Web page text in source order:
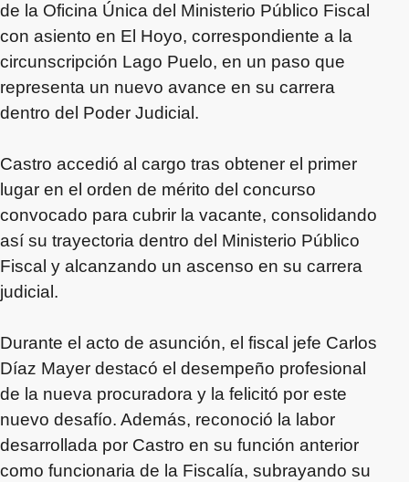
de la Oficina Única del Ministerio Público Fiscal
con asiento en El Hoyo, correspondiente a la
circunscripción Lago Puelo, en un paso que
representa un nuevo avance en su carrera
dentro del Poder Judicial.
Castro accedió al cargo tras obtener el primer
lugar en el orden de mérito del concurso
convocado para cubrir la vacante, consolidando
así su trayectoria dentro del Ministerio Público
Fiscal y alcanzando un ascenso en su carrera
judicial.
Durante el acto de asunción, el fiscal jefe Carlos
Díaz Mayer destacó el desempeño profesional
de la nueva procuradora y la felicitó por este
nuevo desafío. Además, reconoció la labor
desarrollada por Castro en su función anterior
como funcionaria de la Fiscalía, subrayando su